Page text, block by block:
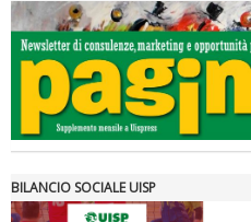
Tiziano Pesce a Radio
BILANCIO SOCIALE UISP